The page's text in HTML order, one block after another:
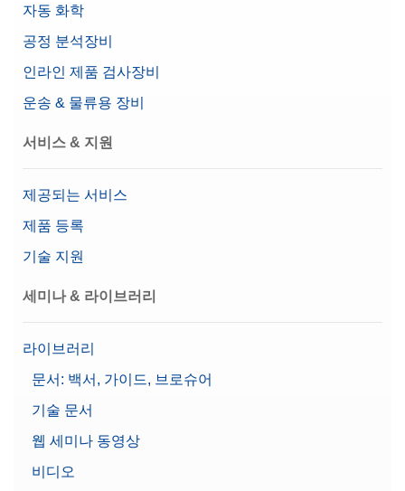
자동 화학
공정 분석장비
인라인 제품 검사장비
운송 & 물류용 장비
서비스 & 지원
제공되는 서비스
제품 등록
기술 지원
세미나 & 라이브러리
라이브러리
문서: 백서, 가이드, 브로슈어
기술 문서
웹 세미나 동영상
비디오